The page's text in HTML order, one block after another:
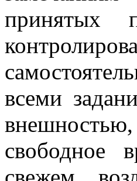
принятых
всеми
свободное